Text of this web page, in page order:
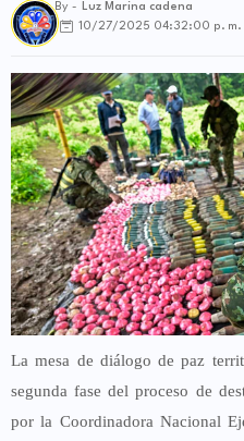
By -
Luz Marina cadena
10/27/2025 04:32:00 p. m.
La mesa de diálogo de paz
segunda fase del proceso de
por la Coordinadora Nacional